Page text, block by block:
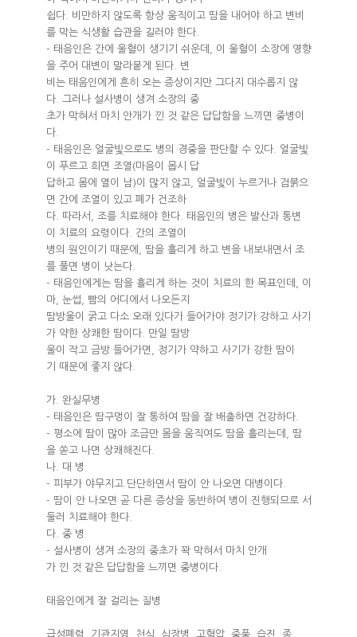
쉽다. 비만하지 않도록 항상 움직이고 땀을 내어야 하고 변비
를 막는 식생활 습관을 길러야 한다.
- 태음인은 간에 울혈이 생기기 쉬운데, 이 울혈이 소장에 영향
을 주어 대변이 말라붙게 된다. 변
비는 태음인에게 흔히 오는 증상이지만 그다지 대수롭지 않
다. 그러나 설사병이 생겨 소장의 중
초가 막혀서 마치 안개가 낀 것 같은 답답함을 느끼면 중병이
다.
- 태음인은 얼굴빛으로도 병의 경중을 판단할 수 있다. 얼굴빛
이 푸르고 희면 조열(마음이 몹시 답
답하고 몸에 열이 남)이 많지 않고, 얼굴빛이 누르거나 검붉으
면 간에 조열이 있고 폐가 건조하
다. 따라서, 조를 치료해야 한다. 태음인의 병은 발산과 통변
이 치료의 요령이다. 간의 조열이
병의 원인이기 때문에, 땀을 흘리게 하고 변을 내보내면서 조
를 풀면 병이 낫는다.
- 태음인에게는 땀을 흘리게 하는 것이 치료의 한 목표인데, 이
마, 눈썹, 빰의 어디에서 나오든지
땀방울이 굵고 다소 오래 있다가 들어가야 정기가 강하고 사기
가 약한 상쾌한 땀이다. 만일 땀방
울이 작고 금방 들어가면, 정기가 약하고 사기가 강한 땀이
기 때문에 좋지 않다.
가. 완실무병
- 태음인은 땀구멍이 잘 통하여 땀을 잘 배출하면 건강하다.
- 평소에 땀이 많아 조금만 몸을 움직여도 땀을 흘리는데, 땀
을 쏟고 나면 상쾌해진다.
나. 대 병
- 피부가 야무지고 단단하면서 땀이 안 나오면 대병이다.
- 땀이 안 나오면 곧 다른 증상을 동반하여 병이 진행되므로 서
둘러 치료해야 한다.
다. 중 병
- 설사병이 생겨 소장의 중초가 꽉 막혀서 마치 안개
가 낀 것 같은 답답함을 느끼면 중병이다.
태음인에게 잘 걸리는 질병
급성폐렴, 기관지염, 천식, 심장병, 고혈압, 중풍, 습진, 종